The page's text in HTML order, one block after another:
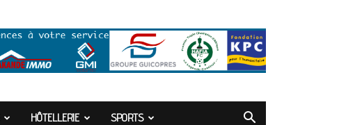
HÔTELLERIE SPORTS